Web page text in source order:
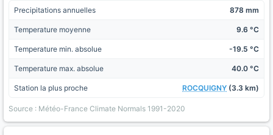
Precipitations annuelles 878 mm
Temperature moyenne 9.6 °C
Temperature min. absolue -19.5 °C
Temperature max. absolue 40.0 °C
Station la plus proche ROCQUIGNY (3.3 km)
Source : Météo-France Climate Normals 1991-2020